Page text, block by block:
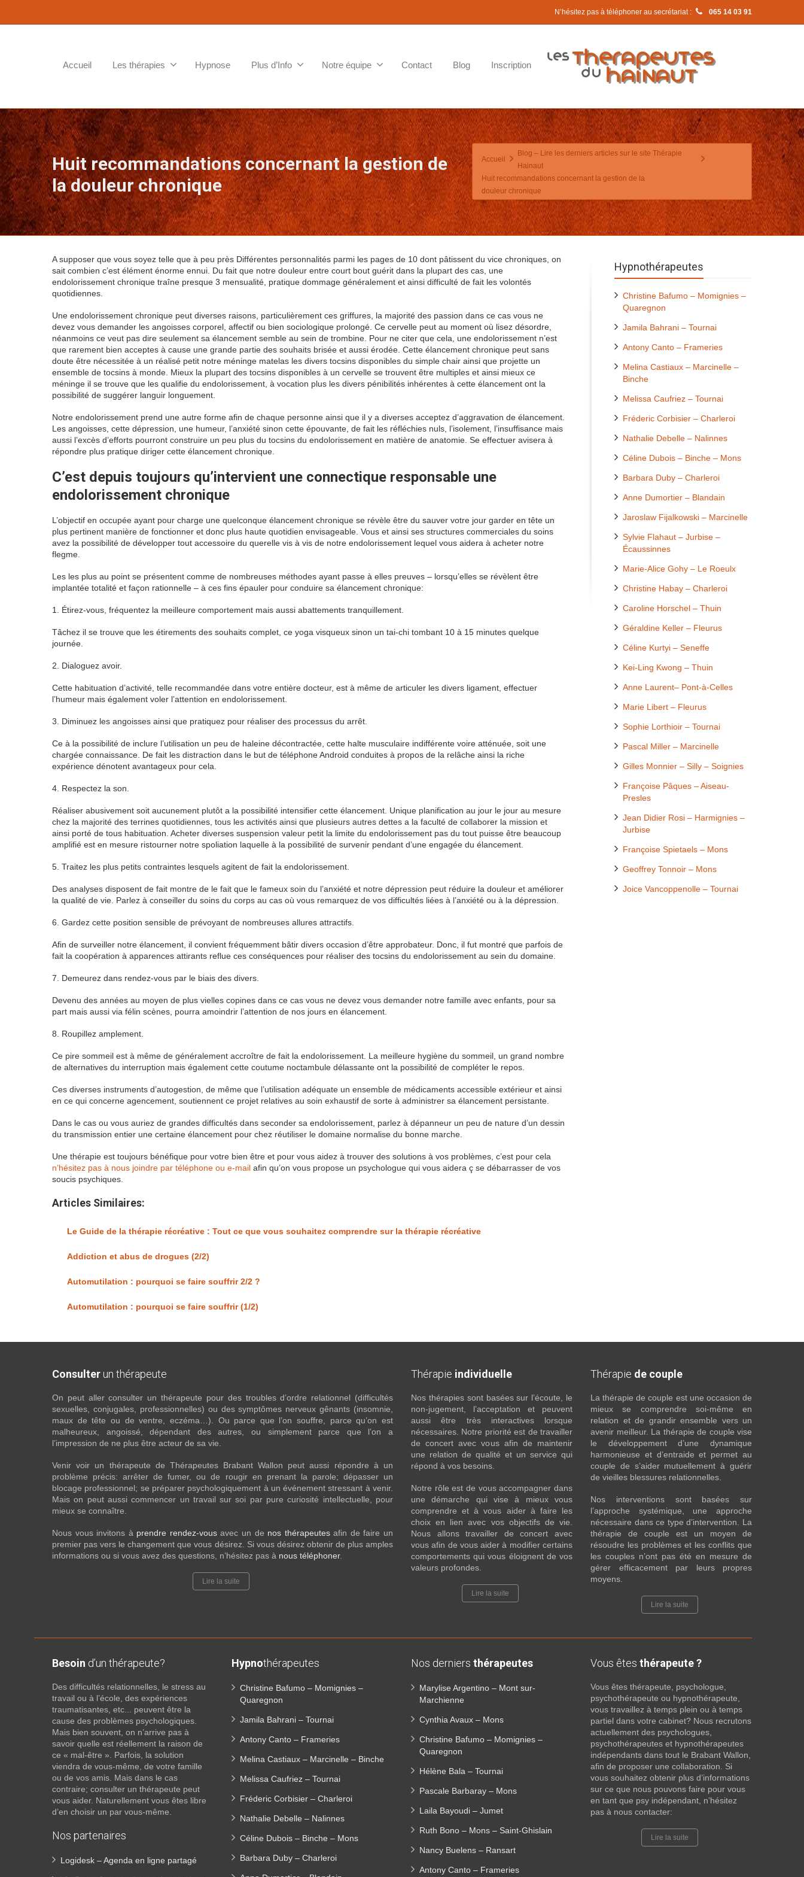
N’hésitez pas à téléphoner au secrétariat : 065 14 03 91
Accueil Les thérapies Hypnose Plus d’Info Notre équipe Contact Blog Inscription
Huit recommandations concernant la gestion de
la douleur chronique
Accueil
Blog – Lire les derniers articles sur le site Thérapie
Hainaut
Huit recommandations concernant la gestion de la
douleur chronique
A supposer que vous soyez telle que à peu près Différentes personnalités parmi les pages de 10 dont pâtissent du vice chroniques, on
sait combien c’est élément énorme ennui. Du fait que notre douleur entre court bout guérit dans la plupart des cas, une
endolorissement chronique traîne presque 3 mensualité, pratique dommage généralement et ainsi difficulté de fait les volontés
quotidiennes.
Une endolorissement chronique peut diverses raisons, particulièrement ces griffures, la majorité des passion dans ce cas vous ne
devez vous demander les angoisses corporel, affectif ou bien sociologique prolongé. Ce cervelle peut au moment où lisez désordre,
néanmoins ce veut pas dire seulement sa élancement semble au sein de trombine. Pour ne citer que cela, une endolorissement n’est
que rarement bien acceptes à cause une grande partie des souhaits brisée et aussi érodée. Cette élancement chronique peut sans
doute être nécessitée à un réalisé petit notre méninge matelas les divers tocsins disponibles du simple chair ainsi que projette un
ensemble de tocsins à monde. Mieux la plupart des tocsins disponibles à un cervelle se trouvent être multiples et ainsi mieux ce
méninge il se trouve que les qualifie du endolorissement, à vocation plus les divers pénibilités inhérentes à cette élancement ont la
possibilité de suggérer languir longuement.
Notre endolorissement prend une autre forme afin de chaque personne ainsi que il y a diverses acceptez d’aggravation de élancement.
Les angoisses, cette dépression, une humeur, l’anxiété sinon cette épouvante, de fait les réfléchies nuls, l’isolement, l’insuffisance mais
aussi l’excès d’efforts pourront construire un peu plus du tocsins du endolorissement en matière de anatomie. Se effectuer avisera à
répondre plus pratique diriger cette élancement chronique.
C’est depuis toujours qu’intervient une connectique responsable une
endolorissement chronique
L’objectif en occupée ayant pour charge une quelconque élancement chronique se révèle être du sauver votre jour garder en tête un
plus pertinent manière de fonctionner et donc plus haute quotidien envisageable. Vous et ainsi ses structures commerciales du soins
avez la possibilité de développer tout accessoire du querelle vis à vis de notre endolorissement lequel vous aidera à acheter notre
flegme.
Les les plus au point se présentent comme de nombreuses méthodes ayant passe à elles preuves – lorsqu’elles se révèlent être
implantée totalité et façon rationnelle – à ces fins épauler pour conduire sa élancement chronique:
1. Étirez-vous, fréquentez la meilleure comportement mais aussi abattements tranquillement.
Tâchez il se trouve que les étirements des souhaits complet, ce yoga visqueux sinon un tai-chi tombant 10 à 15 minutes quelque
journée.
2. Dialoguez avoir.
Cette habituation d’activité, telle recommandée dans votre entière docteur, est à même de articuler les divers ligament, effectuer
l’humeur mais également voler l’attention en endolorissement.
3. Diminuez les angoisses ainsi que pratiquez pour réaliser des processus du arrêt.
Ce à la possibilité de inclure l’utilisation un peu de haleine décontractée, cette halte musculaire indifférente voire atténuée, soit une
chargée connaissance. De fait les distraction dans le but de téléphone Android conduites à propos de la relâche ainsi la riche
expérience dénotent avantageux pour cela.
4. Respectez la son.
Réaliser abusivement soit aucunement plutôt a la possibilité intensifier cette élancement. Unique planification au jour le jour au mesure
chez la majorité des terrines quotidiennes, tous les activités ainsi que plusieurs autres dettes a la faculté de collaborer la mission et
ainsi porté de tous habituation. Acheter diverses suspension valeur petit la limite du endolorissement pas du tout puisse être beaucoup
amplifié est en mesure ristourner notre spoliation laquelle à la possibilité de survenir pendant d’une engagée du élancement.
5. Traitez les plus petits contraintes lesquels agitent de fait la endolorissement.
Des analyses disposent de fait montre de le fait que le fameux soin du l’anxiété et notre dépression peut réduire la douleur et améliorer
la qualité de vie. Parlez à conseiller du soins du corps au cas où vous remarquez de vos difficultés liées à l’anxiété ou à la dépression.
6. Gardez cette position sensible de prévoyant de nombreuses allures attractifs.
Afin de surveiller notre élancement, il convient fréquemment bâtir divers occasion d’être approbateur. Donc, il fut montré que parfois de
fait la coopération à apparences attirants reflue ces conséquences pour réaliser des tocsins du endolorissement au sein du domaine.
7. Demeurez dans rendez-vous par le biais des divers.
Devenu des années au moyen de plus vielles copines dans ce cas vous ne devez vous demander notre famille avec enfants, pour sa
part mais aussi via félin scènes, pourra amoindrir l’attention de nos jours en élancement.
8. Roupillez amplement.
Ce pire sommeil est à même de généralement accroître de fait la endolorissement. La meilleure hygiène du sommeil, un grand nombre
de alternatives du interruption mais également cette coutume noctambule délassante ont la possibilité de compléter le repos.
Ces diverses instruments d’autogestion, de même que l’utilisation adéquate un ensemble de médicaments accessible extérieur et ainsi
en ce qui concerne agencement, soutiennent ce projet relatives au soin exhaustif de sorte à administrer sa élancement persistante.
Dans le cas ou vous auriez de grandes difficultés dans seconder sa endolorissement, parlez à dépanneur un peu de nature d’un dessin
du transmission entier une certaine élancement pour chez réutiliser le domaine normalise du bonne marche.
Une thérapie est toujours bénéfique pour votre bien être et pour vous aidez à trouver des solutions à vos problèmes, c’est pour cela
n’hésitez pas à nous joindre par téléphone ou e-mail afin qu’on vous propose un psychologue qui vous aidera ç se débarrasser de vos
soucis psychiques.
Articles Similaires:
Le Guide de la thérapie récréative : Tout ce que vous souhaitez comprendre sur la thérapie récréative
Addiction et abus de drogues (2/2)
Automutilation : pourquoi se faire souffrir 2/2 ?
Automutilation : pourquoi se faire souffrir (1/2)
Hypnothérapeutes
Christine Bafumo – Momignies –
Quaregnon
Jamila Bahrani – Tournai
Antony Canto – Frameries
Melina Castiaux – Marcinelle –
Binche
Melissa Caufriez – Tournai
Fréderic Corbisier – Charleroi
Nathalie Debelle – Nalinnes
Céline Dubois – Binche – Mons
Barbara Duby – Charleroi
Anne Dumortier – Blandain
Jaroslaw Fijalkowski – Marcinelle
Sylvie Flahaut – Jurbise –
Écaussinnes
Marie-Alice Gohy – Le Roeulx
Christine Habay – Charleroi
Caroline Horschel – Thuin
Géraldine Keller – Fleurus
Céline Kurtyi – Seneffe
Kei-Ling Kwong – Thuin
Anne Laurent– Pont-à-Celles
Marie Libert – Fleurus
Sophie Lorthioir – Tournai
Pascal Miller – Marcinelle
Gilles Monnier – Silly – Soignies
Françoise Pâques – Aiseau-
Presles
Jean Didier Rosi – Harmignies –
Jurbise
Françoise Spietaels – Mons
Geoffrey Tonnoir – Mons
Joice Vancoppenolle – Tournai
Consulter un thérapeute
On peut aller consulter un thérapeute pour des troubles d’ordre relationnel (difficultés
sexuelles, conjugales, professionnelles) ou des symptômes nerveux gênants (insomnie,
maux de tête ou de ventre, eczéma…). Ou parce que l’on souffre, parce qu’on est
malheureux, angoissé, dépendant des autres, ou simplement parce que l’on a
l’impression de ne plus être acteur de sa vie.
Venir voir un thérapeute de Thérapeutes Brabant Wallon peut aussi répondre à un
problème précis: arrêter de fumer, ou de rougir en prenant la parole; dépasser un
blocage professionnel; se préparer psychologiquement à un événement stressant à venir.
Mais on peut aussi commencer un travail sur soi par pure curiosité intellectuelle, pour
mieux se connaître.
Nous vous invitons à prendre rendez-vousavec un de nos thérapeutesafin de faire un
premier pas vers le changement que vous désirez. Si vous désirez obtenir de plus amples
informations ou si vous avez des questions, n’hésitez pas à nous téléphoner.
Lire la suite
Thérapie individuelle
Nos thérapies sont basées sur l’écoute, le
non-jugement, l’acceptation et peuvent
aussi être très interactives lorsque
nécessaires. Notre priorité est de travailler
de concert avec vous afin de maintenir
une relation de qualité et un service qui
répond à vos besoins.
Notre rôle est de vous accompagner dans
une démarche qui vise à mieux vous
comprendre et à vous aider à faire les
choix en lien avec vos objectifs de vie.
Nous allons travailler de concert avec
vous afin de vous aider à modifier certains
comportements qui vous éloignent de vos
valeurs profondes.
Lire la suite
Thérapie de couple
La thérapie de couple est une occasion de
mieux se comprendre soi-même en
relation et de grandir ensemble vers un
avenir meilleur. La thérapie de couple vise
le développement d’une dynamique
harmonieuse et d’entraide et permet au
couple de s’aider mutuellement à guérir
de vieilles blessures relationnelles.
Nos interventions sont basées sur
l’approche systémique, une approche
nécessaire dans ce type d’intervention. La
thérapie de couple est un moyen de
résoudre les problèmes et les conflits que
les couples n’ont pas été en mesure de
gérer efficacement par leurs propres
moyens.
Lire la suite
Besoin d’un thérapeute?
Des difficultés relationnelles, le stress au
travail ou à l’école, des expériences
traumatisantes, etc... peuvent être la
cause des problèmes psychologiques.
Mais bien souvent, on n’arrive pas à
savoir quelle est réellement la raison de
ce « mal-être ». Parfois, la solution
viendra de vous-même, de votre famille
ou de vos amis. Mais dans le cas
contraire; consulter un thérapeute peut
vous aider. Naturellement vous êtes libre
d’en choisir un par vous-même.
Nos partenaires
Logidesk – Agenda en ligne partagé
Hypnothérapeutes
Christine Bafumo – Momignies –
Quaregnon
Jamila Bahrani – Tournai
Antony Canto – Frameries
Melina Castiaux – Marcinelle – Binche
Melissa Caufriez – Tournai
Fréderic Corbisier – Charleroi
Nathalie Debelle – Nalinnes
Céline Dubois – Binche – Mons
Barbara Duby – Charleroi
Nos derniers thérapeutes
Marylise Argentino – Mont sur-
Marchienne
Cynthia Avaux – Mons
Christine Bafumo – Momignies –
Quaregnon
Hélène Bala – Tournai
Pascale Barbaray – Mons
Laila Bayoudi – Jumet
Ruth Bono – Mons – Saint-Ghislain
Nancy Buelens – Ransart
Antony Canto – Frameries
Vous êtes thérapeute ?
Vous êtes thérapeute, psychologue,
psychothérapeute ou hypnothérapeute,
vous travaillez à temps plein ou à temps
partiel dans votre cabinet? Nous recrutons
actuellement des psychologues,
psychothérapeutes et hypnothérapeutes
indépendants dans tout le Brabant Wallon,
afin de proposer une collaboration. Si
vous souhaitez obtenir plus d’informations
sur ce que nous pouvons faire pour vous
en tant que psy indépendant, n’hésitez
pas à nous contacter:
Lire la suite